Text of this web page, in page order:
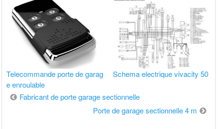
Telecommande porte de garag
e enroulable
Schema electrique vivacity 50
Navigation
Fabricant de porte garage sectionnelle
Porte de garage sectionnelle 4 m